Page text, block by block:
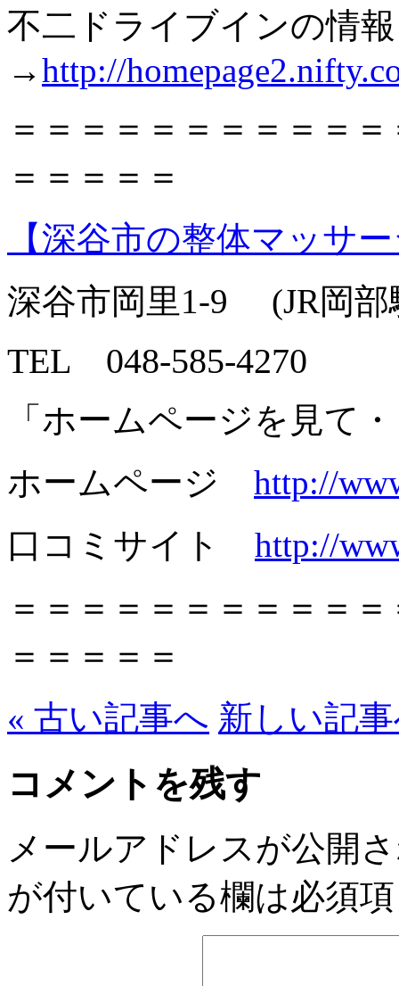
不二ドライブインの情報
→http://
＝＝＝＝＝＝＝＝＝＝
＝＝＝＝＝
【深谷市の整体マッサ
深谷市岡里1-9 (JR岡部
TEL 048-585-4270
「ホームページを見て
ホームページ http://
口コミサイト http://
＝＝＝＝＝＝＝＝＝＝
＝＝＝＝＝
« 古い記事へ 新しい記
コメントを残す
メールアドレスが公開
が付いている欄は必須